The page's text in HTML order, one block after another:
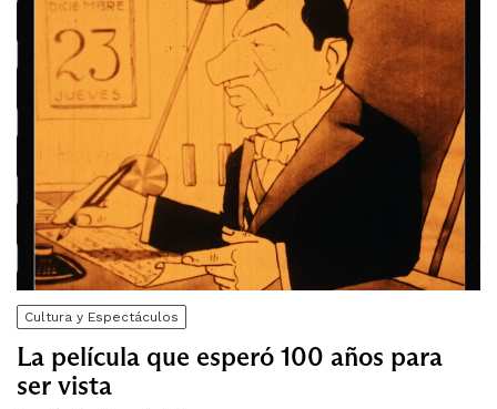
Cultura y Espectáculos
La película que esperó 100 años para
ser vista